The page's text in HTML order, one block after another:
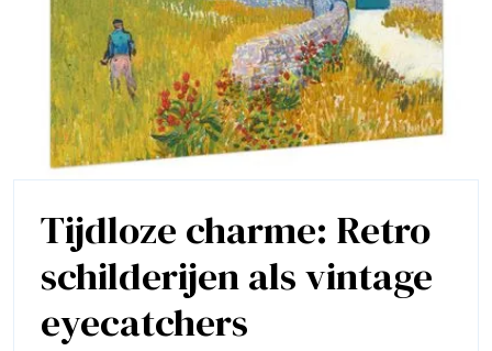
Tijdloze charme: Retro
schilderijen als vintage
eyecatchers